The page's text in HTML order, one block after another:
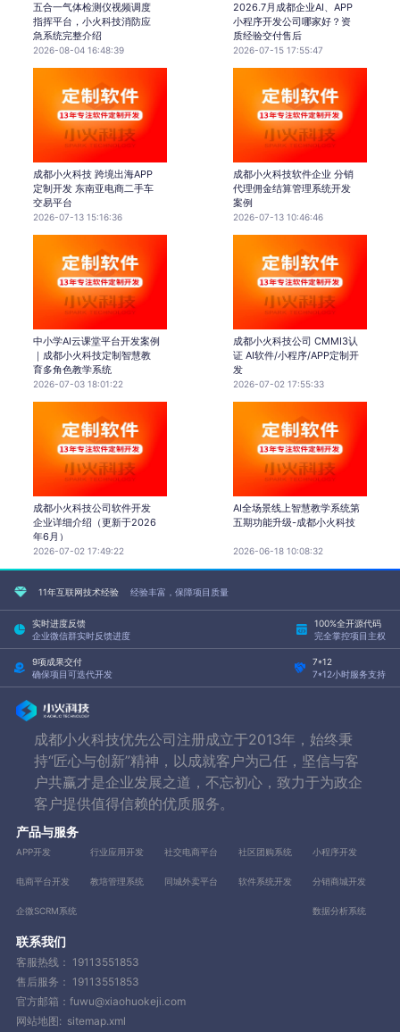
五合一气体检测仪视频调度
指挥平台，小火科技消防应
急系统完整介绍
2026-08-04 16:48:39
2026.7月成都企业AI、APP
小程序开发公司哪家好？资
质经验交付售后
2026-07-15 17:55:47
成都小火科技 跨境出海APP
定制开发 东南亚电商二手车
交易平台
2026-07-13 15:16:36
成都小火科技软件企业 分销
代理佣金结算管理系统开发
案例
2026-07-13 10:46:46
中小学AI云课堂平台开发案例
｜成都小火科技定制智慧教
育多角色教学系统
2026-07-03 18:01:22
成都小火科技公司 CMMI3认
证 AI软件/小程序/APP定制开
发
2026-07-02 17:55:33
成都小火科技公司软件开发
企业详细介绍（更新于2026
年6月）
2026-07-02 17:49:22
AI全场景线上智慧教学系统第
五期功能升级-成都小火科技
2026-06-18 10:08:32
11年互联网技术经验 经验丰富，保障项目质量
实时进度反馈
企业微信群实时反馈进度
100%全开源代码
完全掌控项目主权
9项成果交付
确保项目可迭代开发
7*12
7*12小时服务支持
成都小火科技优先公司注册成立于2013年，始终秉
持“匠心与创新”精神，以成就客户为己任，坚信与客
户共赢才是企业发展之道，不忘初心，致力于为政企
客户提供值得信赖的优质服务。
产品与服务
APP开发 行业应用开发 社交电商平台 社区团购系统 小程序开发
电商平台开发 教培管理系统 同城外卖平台 软件系统开发 分销商城开发
企微SCRM系统 数据分析系统
联系我们
客服热线： 19113551853
售后服务： 19113551853
官方邮箱：fuwu@xiaohuokeji.com
网站地图: sitemap.xml